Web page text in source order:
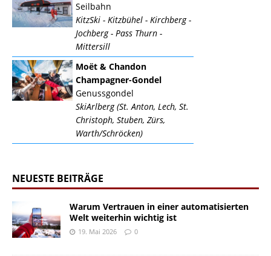
Seilbahn
KitzSki - Kitzbühel - Kirchberg -
Jochberg - Pass Thurn -
Mittersill
Moët & Chandon
Champagner-Gondel
Genussgondel
SkiArlberg (St. Anton, Lech, St.
Christoph, Stuben, Zürs,
Warth/Schröcken)
NEUESTE BEITRÄGE
Warum Vertrauen in einer automatisierten
Welt weiterhin wichtig ist
19. Mai 2026 0